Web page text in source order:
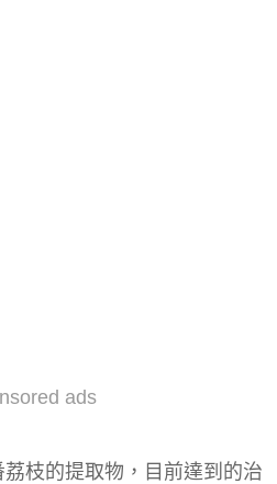
ads
枝的提取物，目前達到的治